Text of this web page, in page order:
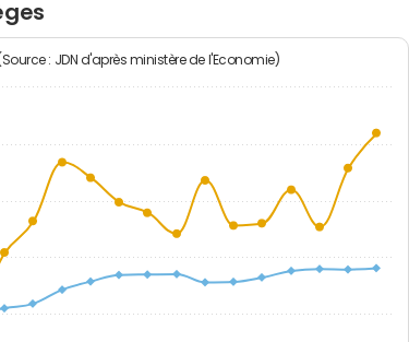
: JDN d'après ministère de l'Economie)